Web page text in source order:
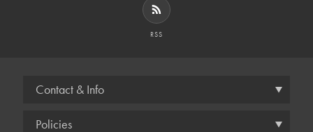
RSS
Contact & Info
Policies